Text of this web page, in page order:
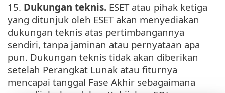
15. Dukungan teknis. ESET atau pihak ketiga
yang ditunjuk oleh ESET akan menyediakan
dukungan teknis atas pertimbangannya
sendiri, tanpa jaminan atau pernyataan apa
pun. Dukungan teknis tidak akan diberikan
setelah Perangkat Lunak atau fiturnya
mencapai tanggal Fase Akhir sebagaimana